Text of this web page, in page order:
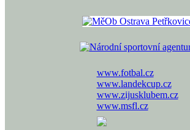
www.fotbal.cz
www.landekcup.cz
www.zijusklubem.cz
www.msfl.cz